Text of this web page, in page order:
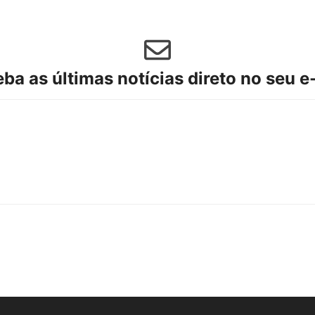
as últimas notícias direto no seu